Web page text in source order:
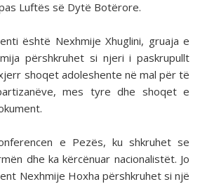
Luftës së Dytë Botërore.
është Nexhmije Xhuglini, gruaja e
përshkruhet si njeri i paskrupullt
shoqet adoleshente në mal për të
mes tyre dhe shoqet e
e Pezës, ku shkruhet se
dhe ka kërcënuar nacionalistët. Jo
Nexhmije Hoxha përshkruhet si një